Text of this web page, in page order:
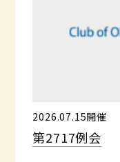
2026.07.15開催
第2717例会